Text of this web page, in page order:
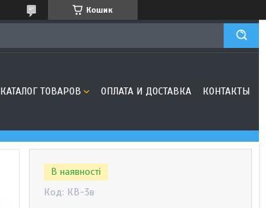
Кошик
КАТАЛОГ ТОВАРОВ ОПЛАТА И ДОСТАВКА КОНТАКТЫ
В наявності
Код: КВ-3в